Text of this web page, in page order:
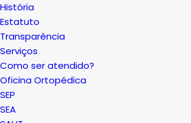
História
Estatuto
Transparência
Serviços
Como ser atendido?
Oficina Ortopédica
SEP
SEA